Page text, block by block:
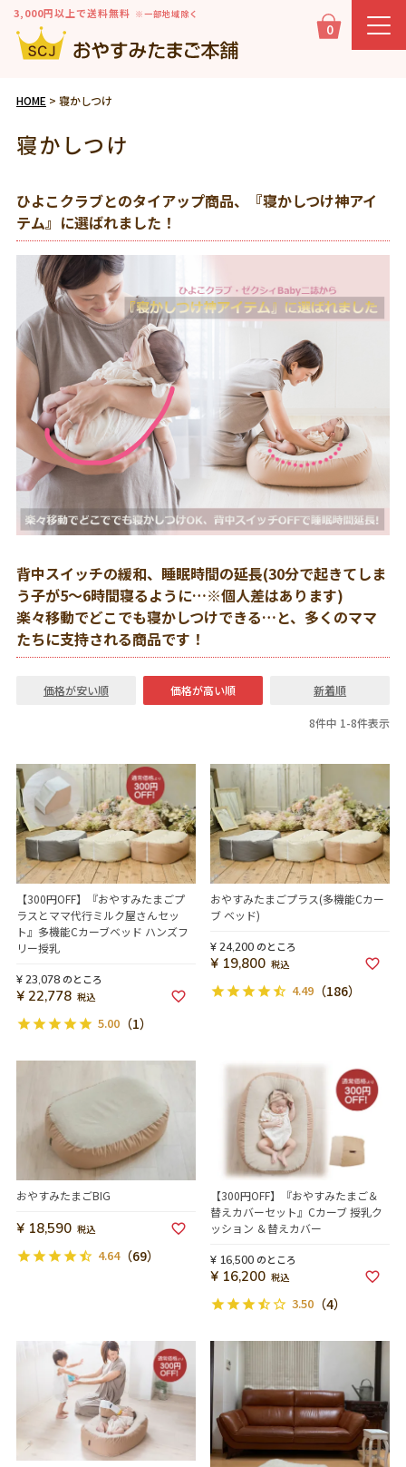
3,000円以上で送料無料 ※一部地域除く
0
HOME 寝かしつけ
寝かしつけ
ひよこクラブとのタイアップ商品、『寝かしつけ神アイ
テム』に選ばれました！
背中スイッチの緩和、睡眠時間の延長(30分で起きてしま
う子が5～6時間寝るように…※個人差はあります)
楽々移動でどこでも寝かしつけできる…と、多くのママ
たちに支持される商品です！
価格が安い順 価格が高い順 新着順
8件中 1-8件表示
【300円OFF】『おやすみたまごプ
ラスとママ代行ミルク屋さんセッ
ト』多機能Cカーブベッド ハンズフ
リー授乳
¥23,078 のところ
¥ 22,778 税込
5.00（1）
おやすみたまごプラス(多機能Cカー
ブ ベッド)
¥ 24,200 のところ
¥ 19,800 税込
4.49 （186）
おやすみたまごBIG
¥ 18,590 税込
4.64（69）
【300円OFF】『おやすみたまご＆
替えカバーセット』Cカーブ 授乳ク
ッション ＆替えカバー
¥ 16,500 のところ
¥ 16,200 税込
3.50 （4）